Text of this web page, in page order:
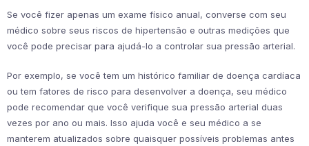
Se você fizer apenas um exame físico anual, converse com seu
médico sobre seus riscos de hipertensão e outras medições que
você pode precisar para ajudá-lo a controlar sua pressão arterial.
Por exemplo, se você tem um histórico familiar de doença cardíaca
ou tem fatores de risco para desenvolver a doença, seu médico
pode recomendar que você verifique sua pressão arterial duas
vezes por ano ou mais. Isso ajuda você e seu médico a se
manterem atualizados sobre quaisquer possíveis problemas antes